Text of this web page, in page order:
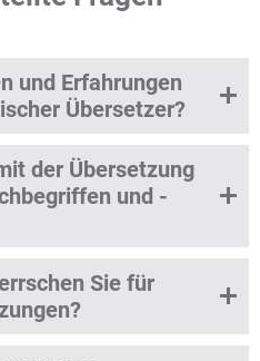
und Erfahrungen
Übersetzer?
der Übersetzung
und -
Sie für